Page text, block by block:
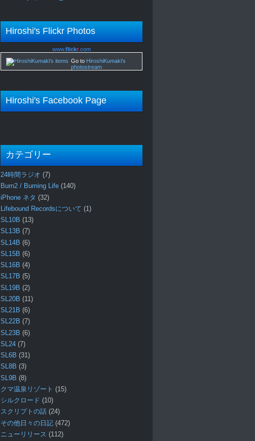
Hiroshi's Flickr Photos
www.flickr .com
Go to HiroshiKumaki's
photostream
Hiroshi's Facebook Page
カテゴリー
24時間ラジオ (7)
Burn2 / Burning Life (140)
iPhone ネタ (32)
Lifebound Recordsについて (1)
SL10B (13)
SL13B (7)
SL14B (6)
SL15B (6)
SL16B (4)
SL17B (5)
SL19B (2)
SL20B (11)
SL21B (6)
SL22B (7)
SL23B (6)
SL24 (7)
SL6B (31)
SL8B (3)
SL9B (8)
クマ温泉リゾート (15)
シルクロード (10)
スクリプトの話 (24)
その他日々の日記 (472)
ニューリリース (112)